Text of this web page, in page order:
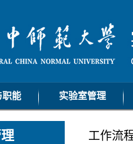
职能
围
实验室管理
工作动态工作流